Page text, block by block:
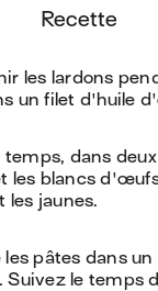
recette
les lardons
un filet d'huile
temps, dans
les blancs
les jaunes.
les pâtes dans
Suivez le temps